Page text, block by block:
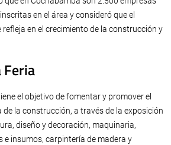
en el área y consideró que el
en el crecimiento de la construcción y
Feria
el objetivo de fomentar y promover el
la construcción, a través de la exposición
diseño y decoración, maquinaria,
e insumos, carpintería de madera y